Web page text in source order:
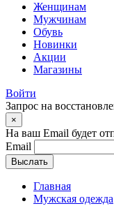
Женщинам
Мужчинам
Обувь
Новинки
Акции
Магазины
Войти
Запрос на
×
На ваш Email будет
Email
Выслать
Главная
Мужская одежда